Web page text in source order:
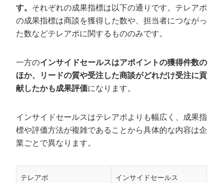
す。 それぞれの成果指標は以下の通りです。テレアポ
の成果指標は商談を獲得した数や、担当者につながっ
た数などテレアポに関するもののみです。
一方のインサイドセールスはアポイントの獲得件数の
ほか、リードの質や受注した商談がどれだけ受注に貢
献したかも成果評価になります。
インサイドセールスはテレアポよりも幅広く、成果指
標や評価方法が複雑であることから具体的な内容は企
業ごとで異なります。
テレアポ インサイドセールス